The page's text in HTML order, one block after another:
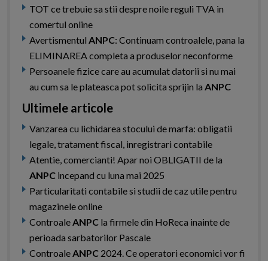
TOT ce trebuie sa stii despre noile reguli TVA in
comertul online
Avertismentul ANPC: Continuam controalele, pana la
ELIMINAREA completa a produselor neconforme
Persoanele fizice care au acumulat datorii si nu mai
au cum sa le plateasca pot solicita sprijin la ANPC
Ultimele articole
Vanzarea cu lichidarea stocului de marfa: obligatii
legale, tratament fiscal, inregistrari contabile
Atentie, comercianti! Apar noi OBLIGATII de la
ANPC incepand cu luna mai 2025
Particularitati contabile si studii de caz utile pentru
magazinele online
ControaleANPC la firmele din HoReca inainte de
perioada sarbatorilor Pascale
ControaleANPC 2024. Ce operatori economici vor fi